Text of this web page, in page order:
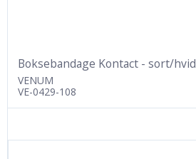
Boksebandage Kontact - sort/hvid
VENUM
VE-0429-108